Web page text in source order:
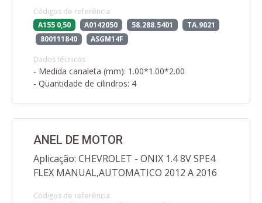
Códigos de referência
A155 0,50
A0142050 58.288.5401
TA.9021
800111840
ASGM14F
Dados técnicos
- Medida canaleta (mm): 1.00*1.00*2.00
- Quantidade de cilindros: 4
ANEL DE MOTOR
Aplicação: CHEVROLET - ONIX 1.4 8V SPE4
FLEX MANUAL,AUTOMATICO 2012 A 2016
Códigos de referência